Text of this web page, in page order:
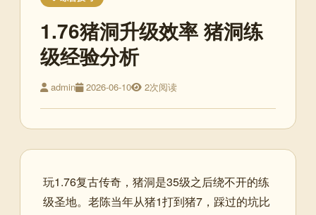
1.76猪洞升级效率 猪洞练
级经验分析
admin 2026-06-10 2次阅读
玩1.76复古传奇，猪洞是35级之后绕不开的练
级圣地。老陈当年从猪1打到猪7，踩过的坑比